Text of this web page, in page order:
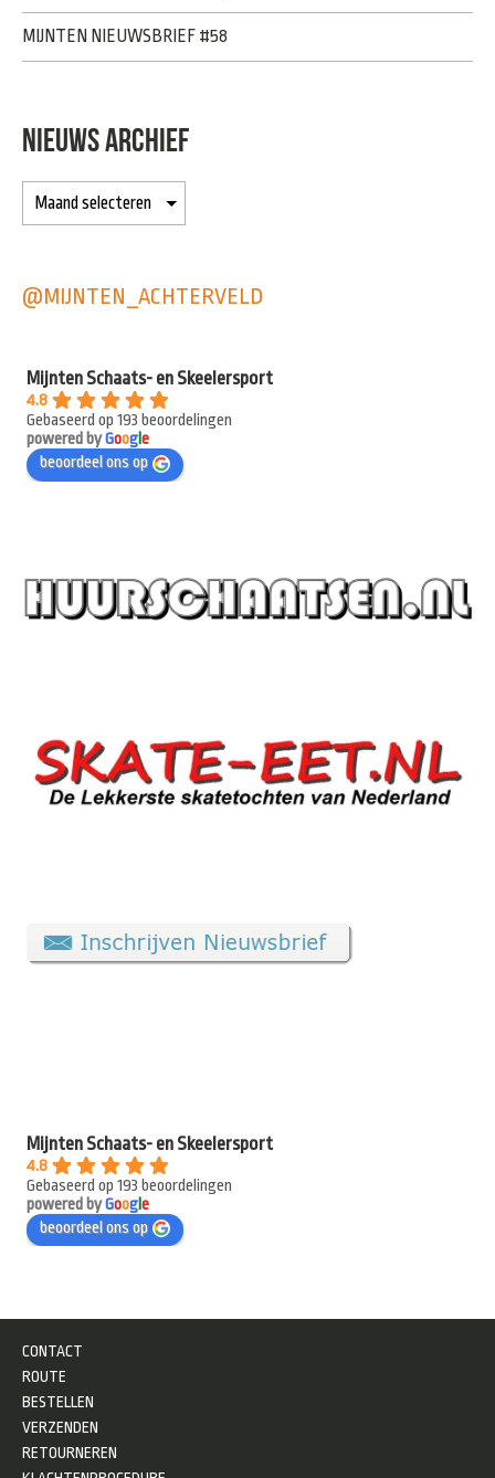
MIJNTEN NIEUWSBRIEF #58
NIEUWS ARCHIEF
@MIJNTEN_ACHTERVELD
Mijnten Schaats- en Skeelersport
4.8
Gebaseerd op 193 beoordelingen
powered byGoogle
beoordeel ons op
Mijnten Schaats- en Skeelersport
4.8
Gebaseerd op 193 beoordelingen
powered byGooge
beoordeel ons op
CONTACT
ROUTE
BESTELLEN
VERZENDEN
RETOURNEREN